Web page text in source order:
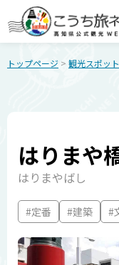
トップページ > 観光スポッ
はりまや
はりまやばし
#定番 #建築 #